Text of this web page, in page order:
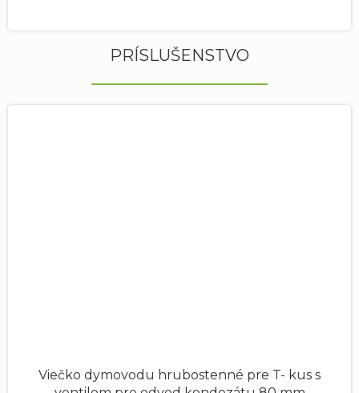
PRÍSLUŠENSTVO
Viečko dymovodu hrubostenné pre T- kus s